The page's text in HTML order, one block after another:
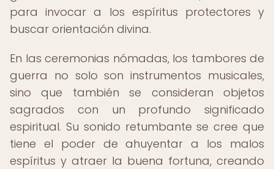
para invocar a los espíritus protectores y
buscar orientación divina.
En las ceremonias nómadas, los tambores de
guerra no solo son instrumentos musicales,
sino que también se consideran objetos
sagrados con un profundo significado
espiritual. Su sonido retumbante se cree que
tiene el poder de ahuyentar a los malos
espíritus y atraer la buena fortuna, creando